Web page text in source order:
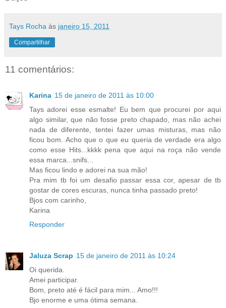
Tays Rocha às janeiro 15, 2011
Compartilhar
11 comentários:
Karina 15 de janeiro de 2011 às 10:00
Tays adorei esse esmalte! Eu bem que procurei por aqui
algo similar, que não fosse preto chapado, mas não achei
nada de diferente, tentei fazer umas misturas, mas não
ficou bom. Acho que o que eu queria de verdade era algo
como esse Hits...kkkk pena que aqui na roça não vende
essa marca...snifs...
Mas ficou lindo e adorei na sua mão!
Pra mim tb foi um desafio passar essa cor, apesar de tb
gostar de cores escuras, nunca tinha passado preto!
Bjos com carinho,
Karina
Responder
Jaluza Scrap 15 de janeiro de 2011 às 10:24
Oi querida.
Amei participar.
Bom, preto até é fácil para mim... Amo!!!
Bjo enorme e uma ótima semana.